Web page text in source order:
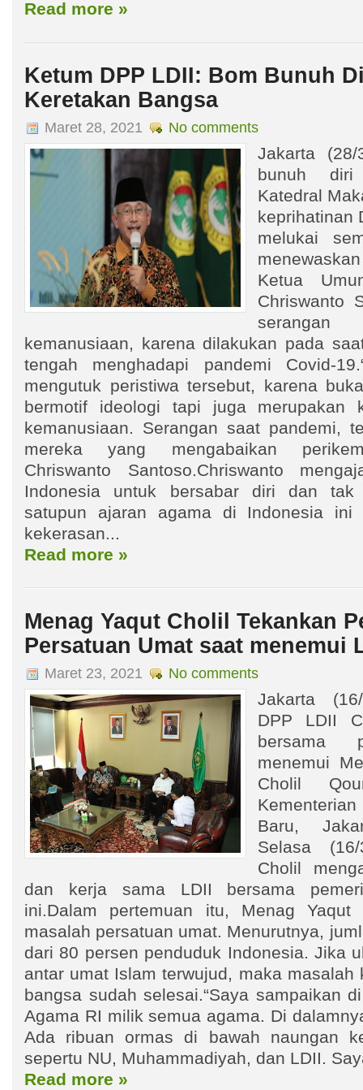
Read more »
Ketum DPP LDII: Bom Bunuh
Keretakan Bangsa
Maret 28, 2021 No comments
Jakarta
bunuh diri
Katedral
keprihatinan
melukai
Ketua
Chriswanto
kemanusiaan, karena dilakukan pada
tengah menghadapi pandemi Covid-
mengutuk peristiwa tersebut, karena
bermotif ideologi tapi juga merupakan
kemanusiaan. Serangan saat pandemi,
mereka yang mengabaikan
Chriswanto Santoso.Chriswanto
Indonesia untuk bersabar diri dan tak
satupun ajaran agama di Indonesia ini
kekerasan...
Read more »
Menag Yaqut Cholil Tekankan
Persatuan Umat saat menemui
Maret 23, 2021 No comments
Jakarta
DPP LDII
bersama
menemui
Cholil
Baru,
Selasa
Cholil
dan kerja sama LDII bersama
ini.Dalam pertemuan itu, Menag Yaqut
masalah persatuan umat. Menurutnya,
dari 80 persen penduduk Indonesia. Jika
antar umat Islam terwujud, maka masalah
bangsa sudah selesai.“Saya sampaikan
Agama RI milik semua agama. Di
Ada ribuan ormas di bawah naungan
sepertu NU, Muhammadiyah, dan LDII.
Read more »